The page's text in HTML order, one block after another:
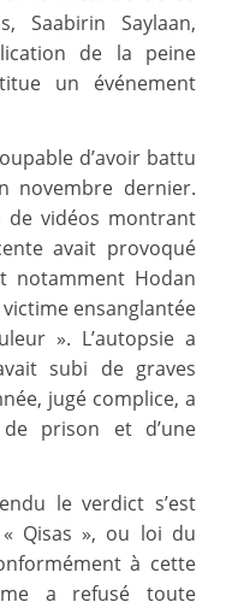
Saabirin Saylaan,
de la peine
un événement
d’avoir battu
novembre dernier.
de vidéos montrant
avait provoqué
notamment Hodan
ensanglantée
». L’autopsie a
subi de graves
jugé complice, a
prison et d’une
le verdict s’est
Qisas », ou loi du
à cette
a refusé toute